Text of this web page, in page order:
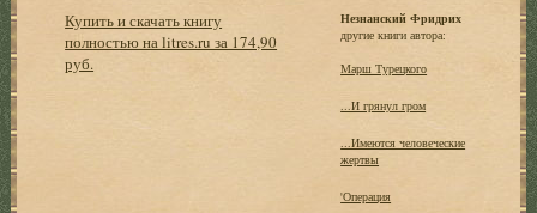
Купить и скачать книгу
полностью на litres.ru за 174,90
руб.
Незнанский Фридрих
другие книги автора:
Марш Турецкого
...И грянул гром
...Имеются человеческие
жертвы
'Операция